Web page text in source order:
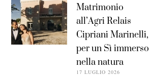
Matrimonio
all’Agri Relais
Cipriani Marinelli,
per un Sì immerso
nella natura
17 LUGLIO 2026